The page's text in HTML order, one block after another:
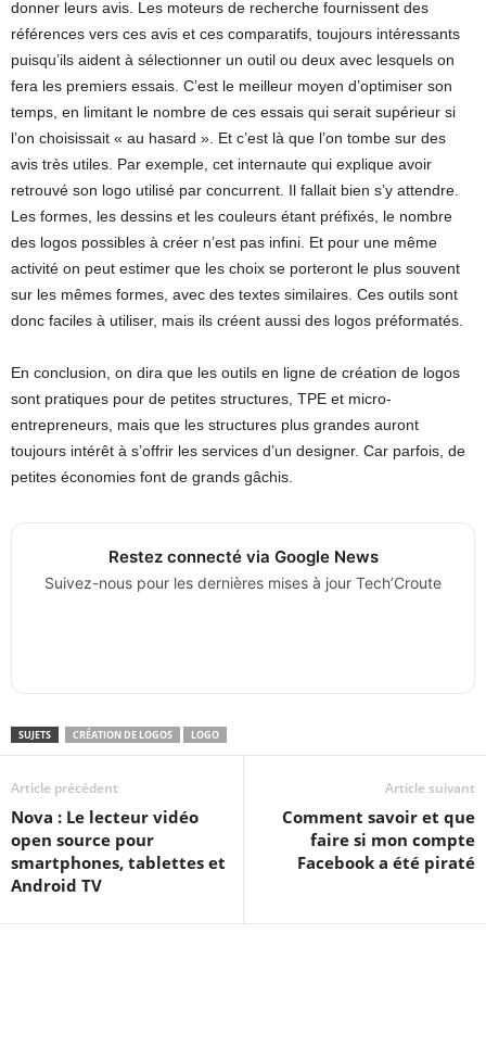
donner leurs avis. Les moteurs de recherche fournissent des
références vers ces avis et ces comparatifs, toujours intéressants
puisqu’ils aident à sélectionner un outil ou deux avec lesquels on
fera les premiers essais. C’est le meilleur moyen d’optimiser son
temps, en limitant le nombre de ces essais qui serait supérieur si
l’on choisissait « au hasard ». Et c’est là que l’on tombe sur des
avis très utiles. Par exemple, cet internaute qui explique avoir
retrouvé son logo utilisé par concurrent. Il fallait bien s’y attendre.
Les formes, les dessins et les couleurs étant préfixés, le nombre
des logos possibles à créer n’est pas infini. Et pour une même
activité on peut estimer que les choix se porteront le plus souvent
sur les mêmes formes, avec des textes similaires. Ces outils sont
donc faciles à utiliser, mais ils créent aussi des logos préformatés.
En conclusion, on dira que les outils en ligne de création de logos
sont pratiques pour de petites structures, TPE et micro-
entrepreneurs, mais que les structures plus grandes auront
toujours intérêt à s’offrir les services d’un designer. Car parfois, de
petites économies font de grands gâchis.
Restez connecté via Google News
Suivez-nous pour les dernières mises à jour Tech’Croute
SUJETS CRÉATION DE LOGOS LOGO
Article précédent
Nova : Le lecteur vidéo
open source pour
smartphones, tablettes et
Android TV
Article suivant
Comment savoir et que
faire si mon compte
Facebook a été piraté